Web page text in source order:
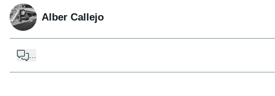
Alber Callejo
...